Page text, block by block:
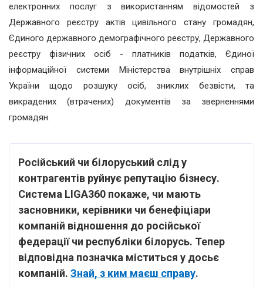
електронних послуг з використанням відомостей з
Державного реєстру актів цивільного стану громадян,
Єдиного державного демографічного реєстру, Державного
реєстру фізичних осіб - платників податків, Єдиної
інформаційної системи Міністерства внутрішніх справ
України щодо розшуку осіб, зниклих безвісти, та
викрадених (втрачених) документів за зверненнями
громадян.
Російський чи білоруський слід у
контрагентів руйнує репутацію бізнесу.
Система LIGA360 покаже, чи мають
засновники, керівники чи бенефіціари
компаній відношення до російської
федерації чи республіки білорусь. Тепер
відповідна позначка міститься у досьє
компаній. Знай, з ким маєш справу.